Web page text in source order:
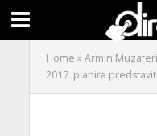
Home »Armin
2017. planira